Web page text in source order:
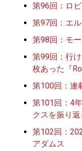
第96回：ロ
第97回：エ
第98回：モ
第99回：行
枚あった『
第100回：連
第101回：4
クスを振り返
第102回：
アダムス